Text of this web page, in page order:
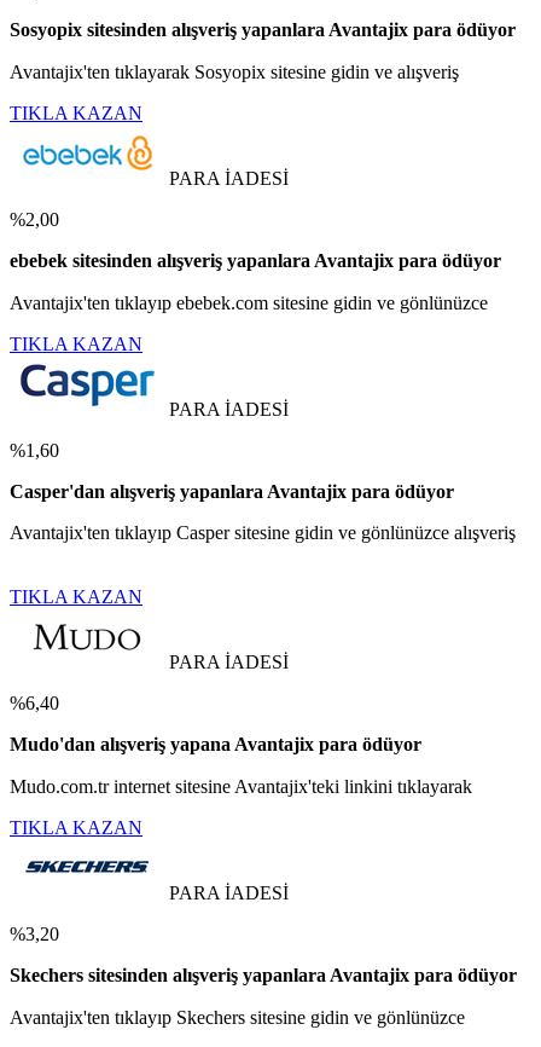
Sosyopix sitesinden alışveriş yapanlara Avantajix para ödüyor
Avantajix'ten tıklayarak Sosyopix sitesine gidin ve alışveriş
TIKLA KAZAN
PARA İADESİ
%2,00
ebebek sitesinden alışveriş yapanlara Avantajix para ödüyor
Avantajix'ten tıklayıp ebebek.com sitesine gidin ve gönlünüzce
TIKLA KAZAN
PARA İADESİ
%1,60
Casper'dan alışveriş yapanlara Avantajix para ödüyor
Avantajix'ten tıklayıp Casper sitesine gidin ve gönlünüzce alışveriş
TIKLA KAZAN
PARA İADESİ
%6,40
Mudo'dan alışveriş yapana Avantajix para ödüyor
Mudo.com.tr internet sitesine Avantajix'teki linkini tıklayarak
TIKLA KAZAN
PARA İADESİ
%3,20
Skechers sitesinden alışveriş yapanlara Avantajix para ödüyor
Avantajix'ten tıklayıp Skechers sitesine gidin ve gönlünüzce